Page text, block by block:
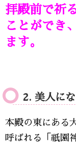
拝殿前で祈
ことができ
ます。
2. 美人に
本殿の東にある
呼ばれる「祇園